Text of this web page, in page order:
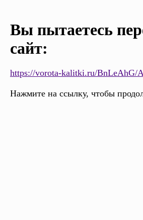
Вы пытаетесь
сайт:
https://vorota-kalitki.ru/BnLeAhG/
Нажмите на ссылку, чтобы